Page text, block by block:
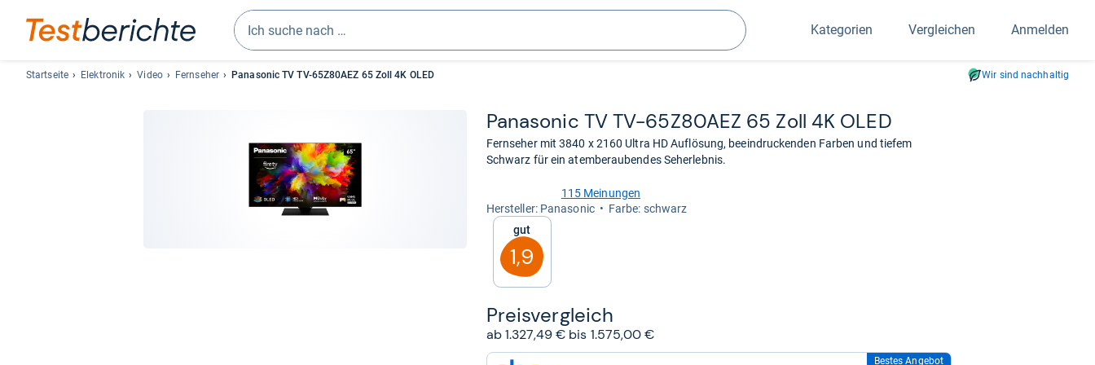
Suchen
Sie
ein.
Vorschläge
erscheinen
automatisch
Kategorien Vergleichen Anmelden
Startseite Elektronik Video Fernseher Panasonic TV TV-65Z80AEZ 65 Zoll 4K OLED Wir sind nachhaltig
Pana­so­nic TV TV-​65Z80AEZ 65 Zoll 4K OLED
Fernseher mit 3840 x 2160 Ultra HD Auflösung, beeindruckenden Farben und tiefem
Schwarz für ein atemberaubendes Seherlebnis.
von
Sternen
115 Meinungen
Her­stel­ler: Panasonic
Farbe: schwarz
Gut
1,9
Preis­ver­gleich
ab 1.327,49 € bis 1.575,00 €
Bestes Angebot